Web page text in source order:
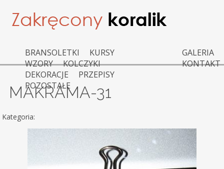
BRANSOLETKI
KURSY
WZORY
KOLCZYKI
DEKORACJE
PRZEPISY
POZOSTAŁE
GALERIA
KONTAKT
MAKRAMA-31
Kategoria: